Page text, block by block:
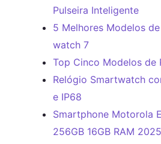
Pulseira Inteligente
5 Melhores Modelos
watch 7
Top Cinco Modelos de
Relógio Smartwatch
e IP68
Smartphone Motorola
256GB 16GB RAM 2025